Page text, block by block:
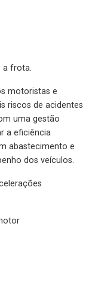
a frota.
motoristas e
riscos de acidentes
uma gestão
a eficiência
abastecimento e
dos veículos.